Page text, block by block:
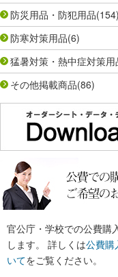
防災用品・防犯用品(154)
防寒対策用品(6)
猛暑対策・熱中症対策用
その他掲載商品(86)
官公庁・学校での公費購
します。 詳しくは公費購
いてをご覧ください。